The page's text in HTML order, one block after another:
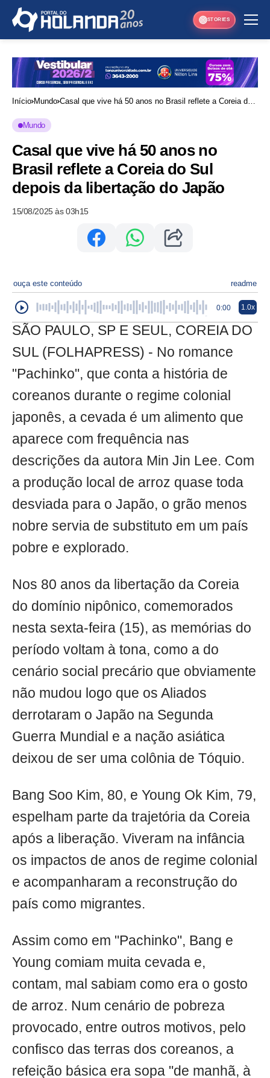
STORIES
Início Mundo Casal que vive há 50 anos no Brasil reflete a Coreia do
Mundo
Casal que vive há 50 anos no
Brasil reflete a Coreia do Sul
depois da libertação do Japão
15/08/2025 às 03h15
ouça este conteúdo readme
0:00 1.0x
SÃO PAULO, SP E SEUL, COREIA DO
SUL (FOLHAPRESS) - No romance
"Pachinko", que conta a história de
coreanos durante o regime colonial
japonês, a cevada é um alimento que
aparece com frequência nas
descrições da autora Min Jin Lee. Com
a produção local de arroz quase toda
desviada para o Japão, o grão menos
nobre servia de substituto em um país
pobre e explorado.
Nos 80 anos da libertação da Coreia
do domínio nipônico, comemorados
nesta sexta-feira (15), as memórias do
período voltam à tona, como a do
cenário social precário que obviamente
não mudou logo que os Aliados
derrotaram o Japão na Segunda
Guerra Mundial e a nação asiática
deixou de ser uma colônia de Tóquio.
Bang Soo Kim, 80, e Young Ok Kim, 79,
espelham parte da trajetória da Coreia
após a liberação. Viveram na infância
os impactos de anos de regime colonial
e acompanharam a reconstrução do
país como migrantes.
Assim como em "Pachinko", Bang e
Young comiam muita cevada e,
contam, mal sabiam como era o gosto
de arroz. Num cenário de pobreza
provocado, entre outros motivos, pelo
confisco das terras dos coreanos, a
refeição básica era sopa "de manhã, à